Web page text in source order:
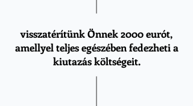
visszatérítünk Önnek 2000 eurót,
amellyel teljes egészében fedezheti a
kiutazás költségeit.